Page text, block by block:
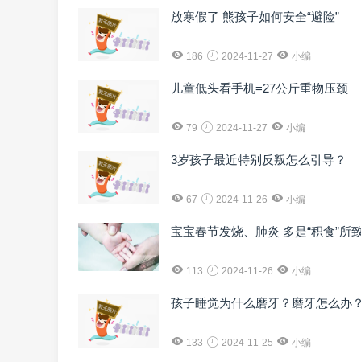
放寒假了 熊孩子如何安全“避险”
186 2024-11-27 小编
儿童低头看手机=27公斤重物压颈
79 2024-11-27 小编
3岁孩子最近特别反叛怎么引导？
67 2024-11-26 小编
宝宝春节发烧、肺炎 多是“积食”所
113 2024-11-26 小编
孩子睡觉为什么磨牙？磨牙怎么办
133 2024-11-25 小编